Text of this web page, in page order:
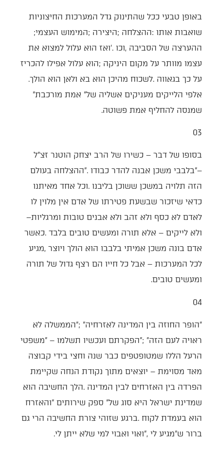
‬שואבות‭ ‬אותו‭: ‬ההצלחה‭; ‬היצירה‭; ‬המימוש‭ ‬העצמי‭;
‬עצמו‭ ‬מוותר‭ ‬על‭ ‬מקום‭ ‬היניקה‭; ‬הוא‭ ‬עלול‭ ‬אפילו‭ ‬להכריז‭
‬על‭ ‬כך‭ ‬בגאווה‭. ‬לשכוח‭ ‬מהיכן‭ ‬הוא‭ ‬בא‭ ‬ולאן‭ ‬הוא‭ ‬הולך‭.
‬אלפי‭ ‬הלייקים‭ ‬מעניקים‭ ‬אשליה‭ ‬של‭ ‬‮"‬אמת‭ ‬מורכבת‮"‬‭
‬שמנסה‭ ‬להחליף‭ ‬אמת‭ ‬פשוטה‭.‬
03‭ ‬
בסופו‭ ‬של‭ ‬דבר‭ ‬‮–‬‭ ‬כשירו‭ ‬של‭ ‬הרב‭ ‬יצחק‭ ‬הוטנר‭ ‬זצ"ל‭
‬‮–"‬בלבבי‭ ‬משכן‭ ‬אבנה‭ ‬להדר‭ ‬כבודו‮"‬‭. ‬ההצלחה‭ ‬בעולם‭
‬הזה‭ ‬תלויה‭ ‬במשכן‭ ‬ששוכן‭ ‬בליבנו‭. ‬וכל‭ ‬אחד‭ ‬מאיתנו‭
‬כדאי‭ ‬שיזכור‭ ‬שבשעת‭ ‬פטירתו‭ ‬של‭ ‬אדם‭ ‬אין‭ ‬מלוין‭ ‬לו‭
‬לאדם‭ ‬לא‭ ‬כסף‭ ‬ולא‭ ‬זהב‭ ‬ולא‭ ‬אבנים‭ ‬טובות‭ ‬ומרגליות‭ ‬‮–‬‭
‬ולא‭ ‬לייקים‭ ‬‮–‬‭ ‬אלא‭ ‬תורה‭ ‬ומעשים‭ ‬טובים‭ ‬בלבד‭. ‬כאשר‭
‬אדם‭ ‬בונה‭ ‬משכן‭ ‬אמיתי‭ ‬בלבבו‭ ‬הוא‭ ‬הולך‭ ‬ויוצר‭, ‬מגיע‭
‬ומעשים‭ ‬טובים‭.‬
04‭ ‬
‬ראויה‭ ‬לעם‭ ‬הזה‮"‬‭; ‬‮"‬הפקרתם‭ ‬ועכשיו‭ ‬תשלמו‮"‬‭ ‬‮–‬‭ ‬משפטי‭
‬מאד‭ ‬מסוימת‭ ‬‮–‬‭ ‬יוצאים‭ ‬מתוך‭ ‬נקודת‭ ‬הנחה‭ ‬שקיימת‭
‬הוא‭ ‬בעמדת‭ ‬לקוח‭. ‬ברגע‭ ‬שזוהי‭ ‬צורת‭ ‬החשיבה‭ ‬הרי‭ ‬גם‭
‬ברור‭ ‬ש"מגיע‭ ‬לי‮"‬‭, ‬ואוי‭ ‬ואבוי‭ ‬למי‭ ‬שלא‭ ‬ייתן‭ ‬לי‭.‬